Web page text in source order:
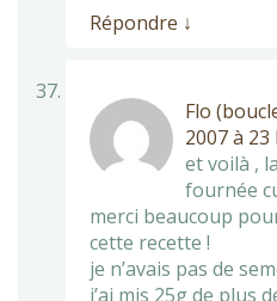
Répondre ↓
Flo
2007 à
et voilà ,
fournée
merci beaucoup
cette recette !
je n’avais pas de
j’ai mis 25g de plus